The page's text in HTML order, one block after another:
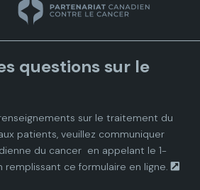
n
a
d
a
n
n
a
d
a
n
n
a
d
a
n
questions sur le
sur le traitement du
patients, veuillez communiquer
du cancer en appelant le 1-
ce formulaire en ligne.